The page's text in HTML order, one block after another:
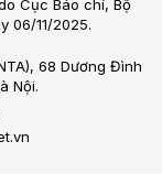
Cục Báo chí, Bộ
06/11/2025.
68 Dương Đình
Nội.